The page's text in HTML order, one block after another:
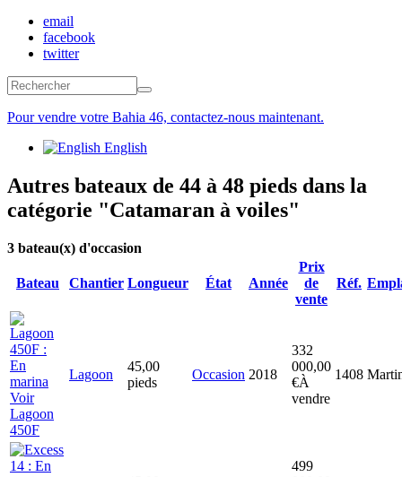
email
facebook
twitter
Formulaire de recherche
Pour vendre votre Bahia 46, contactez-nous maintenant.
English
Autres bateaux de 44 à 48 pieds dans la
catégorie "Catamaran à voiles"
3 bateau(x) d'occasion
Bateau Chantier Longueur État Année
Prix
de
vente
Réf.
Voir
Lagoon
450F
Lagoon
45,00
pieds
Occasion 2018
332
000,00
€À
vendre
1408
499